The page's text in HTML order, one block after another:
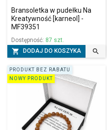
Bransoletka w pudełku Na
Kreatywność [karneol] -
MF39351
Dostępność: 87 szt.
 DODAJ DO KOSZYKA 
PRODUKT BEZ RABATU
NOWY PRODUKT